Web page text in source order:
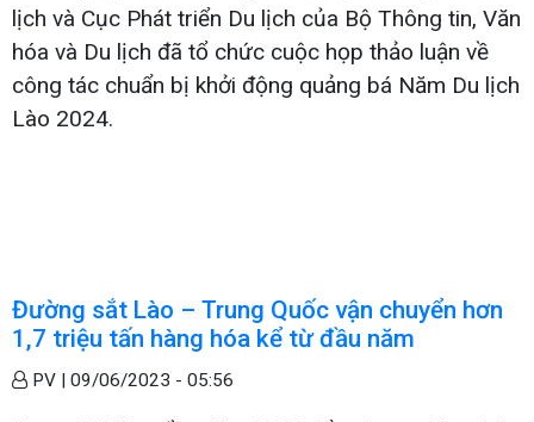
lịch và Cục Phát triển Du lịch của Bộ Thông tin, Văn
hóa và Du lịch đã tổ chức cuộc họp thảo luận về
công tác chuẩn bị khởi động quảng bá Năm Du lịch
Lào 2024.
Đường sắt Lào – Trung Quốc vận chuyển hơn
1,7 triệu tấn hàng hóa kể từ đầu năm
PV | 09/06/2023 - 05:56